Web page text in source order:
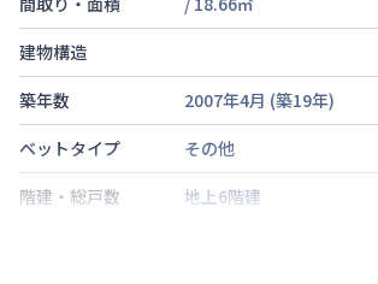
建物構造
築年数
2007年4月 (築19年)
ベットタイプ
その他
階建・総戸数
地上6階建